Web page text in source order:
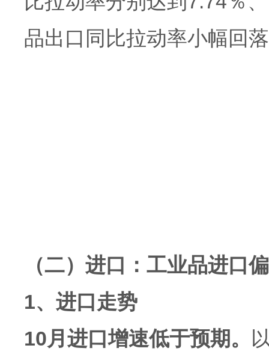
品出口同比拉动率小幅回
（二）进口：工业品进口
1、进口走势
10月进口增速低于预期。